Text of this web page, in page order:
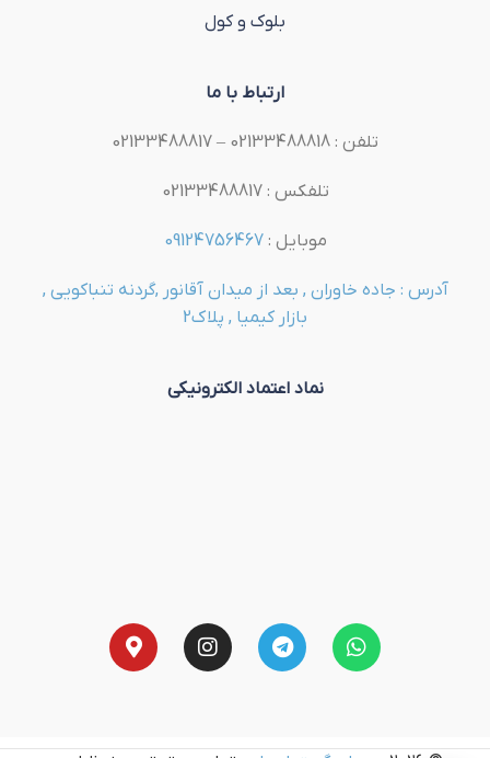
بلوک و کول
ارتباط با ما
تلفن : 02133488818 – 02133488817
تلفکس : 02133488817
موبایل :09124756467
آدرس : جاده خاوران , بعد از میدان آقانور ,گردنه تنباکویی ,
بازار کیمیا , پلاک2
نماد اعتماد الکترونیکی